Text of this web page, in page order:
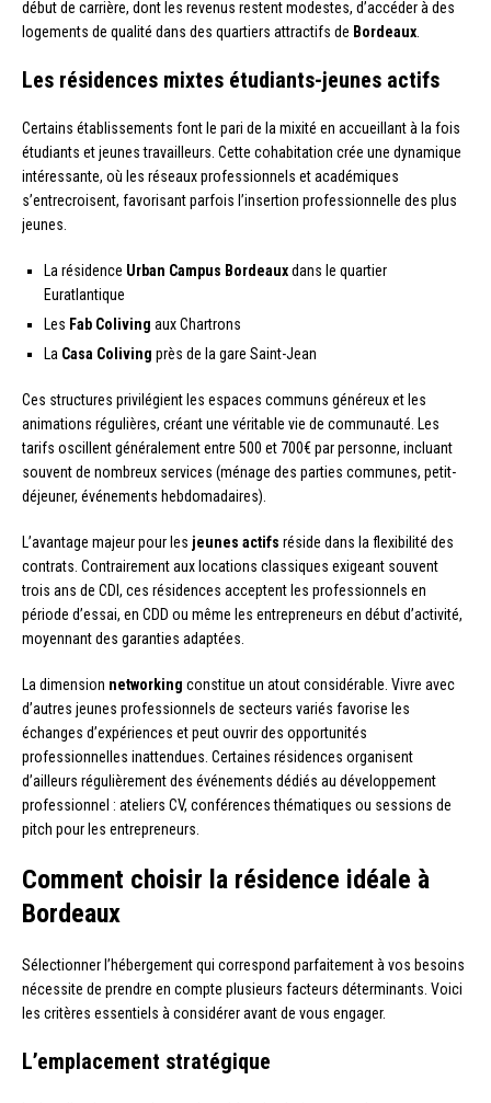
début de carrière, dont les revenus restent modestes, d’accéder à des
logements de qualité dans des quartiers attractifs de Bordeaux.
Les résidences mixtes étudiants-jeunes actifs
Certains établissements font le pari de la mixité en accueillant à la fois
étudiants et jeunes travailleurs. Cette cohabitation crée une dynamique
intéressante, où les réseaux professionnels et académiques
s’entrecroisent, favorisant parfois l’insertion professionnelle des plus
jeunes.
La résidence Urban Campus Bordeauxdans le quartier
Euratlantique
Les Fab Coliving aux Chartrons
La Casa Coliving près de la gare Saint-Jean
Ces structures privilégient les espaces communs généreux et les
animations régulières, créant une véritable vie de communauté. Les
tarifs oscillent généralement entre 500 et 700€ par personne, incluant
souvent de nombreux services (ménage des parties communes, petit-
déjeuner, événements hebdomadaires).
L’avantage majeur pour les jeunes actifs réside dans la flexibilité des
contrats. Contrairement aux locations classiques exigeant souvent
trois ans de CDI, ces résidences acceptent les professionnels en
période d’essai, en CDD ou même les entrepreneurs en début d’activité,
moyennant des garanties adaptées.
La dimension networking constitue un atout considérable. Vivre avec
d’autres jeunes professionnels de secteurs variés favorise les
échanges d’expériences et peut ouvrir des opportunités
professionnelles inattendues. Certaines résidences organisent
d’ailleurs régulièrement des événements dédiés au développement
professionnel : ateliers CV, conférences thématiques ou sessions de
pitch pour les entrepreneurs.
Comment choisir la résidence idéale à
Bordeaux
Sélectionner l’hébergement qui correspond parfaitement à vos besoins
nécessite de prendre en compte plusieurs facteurs déterminants. Voici
les critères essentiels à considérer avant de vous engager.
L’emplacement stratégique